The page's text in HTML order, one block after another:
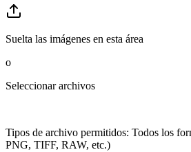
Suelta las imágenes en esta área
o
Seleccionar archivos
Tipos de archivo permitidos: Todos los
PNG, TIFF, RAW, etc.)